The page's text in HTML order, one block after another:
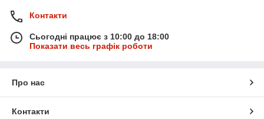
Контакти
Сьогодні працює з 10:00 до 18:00
Показати весь графік роботи
Про нас
Контакти